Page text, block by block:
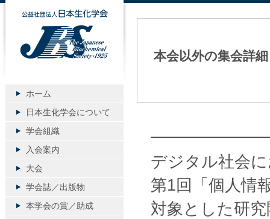
本会以外の集会詳細
デジタル社会
第1回「個人情
対象とした研
公益社団法人日本生化学会
ホーム
日本生化学会について
学会組織
入会案内
大会
学会誌／出版物
本学会の賞／助成